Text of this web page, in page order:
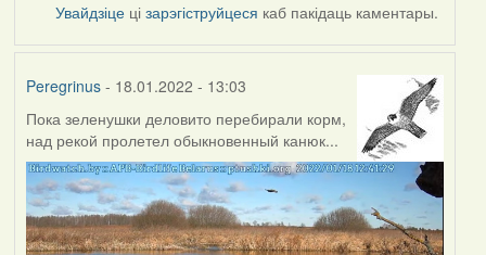
Увайдзіце цізарэгіструйцеся каб пакідаць каментары.
Peregrinus- 18.01.2022 - 13:03
Пока зеленушки деловито перебирали корм,
над рекой пролетел обыкновенный канюк...